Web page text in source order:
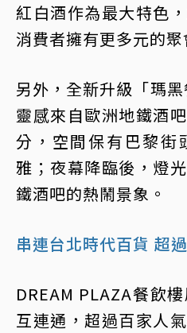
紅白酒作為最大特色
消費者擁有更多元的聚
另外，全新升級「瑪
靈感來自歐洲地鐵酒
分，空間保有巴黎街
雅；夜幕降臨後，燈
鐵酒吧的熱鬧景象。
串連台北時代百貨 超
DREAM PLAZA餐飲
互連通，超過百家人